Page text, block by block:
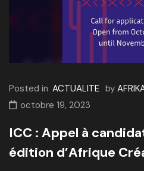
Posted in ACTUALITE by
octobre 19, 2023
ICC : Appel à
édition d’Afrique